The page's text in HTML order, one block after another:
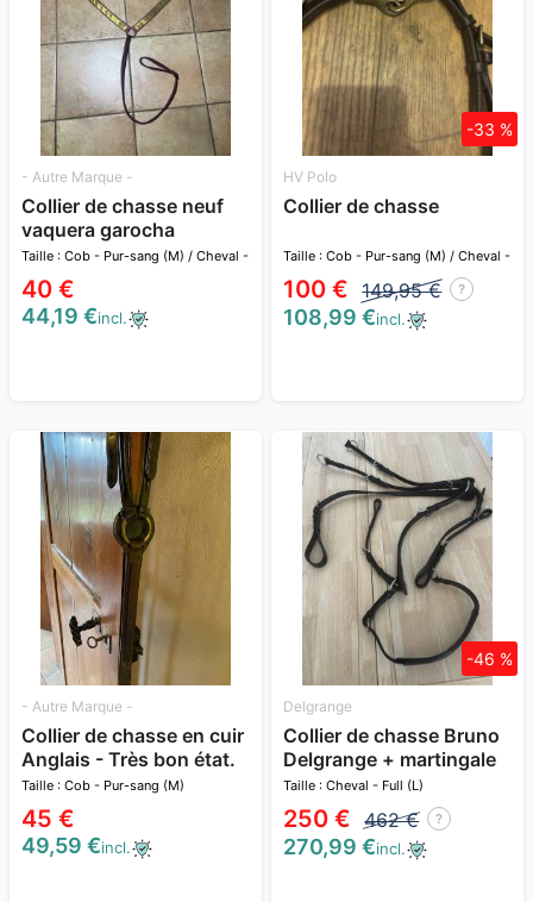
- Autre Marque -
Collier de chasse neuf
vaquera garocha
Spectacles ibér
Taille : Cob - Pur-sang (M) / Cheval -
Full (L)
40 €
44,19 €incl.
HV Polo
Collier de chasse
Taille : Cob - Pur-sang (M) / Cheval -
Full (L)
100 € 149,95 € ?
-33 %
108,99 €incl.
- Autre Marque -
Collier de chasse en cuir
Anglais - Très bon état.
Taille : Cob - Pur-sang (M)
45 €
49,59 €incl.
Delgrange
Collier de chasse Bruno
Delgrange + martingale
amovible
Taille : Cheval - Full (L)
250 € 462 € ?
-46 %
270,99 €incl.